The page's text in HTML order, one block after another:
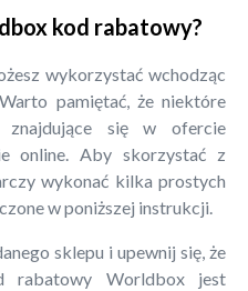
kod rabatowy?
wykorzystać wchodząc
pamiętać, że niektóre
się w ofercie
online. Aby skorzystać z
wykonać kilka prostych
w poniższej instrukcji.
sklepu i upewnij się, że
rabatowy Worldbox jest